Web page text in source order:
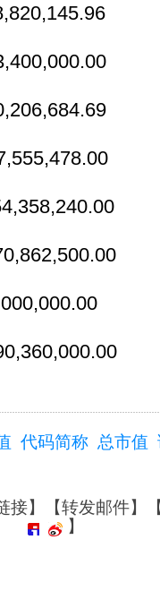
代码简称 总市值
接】【转发邮件】
】